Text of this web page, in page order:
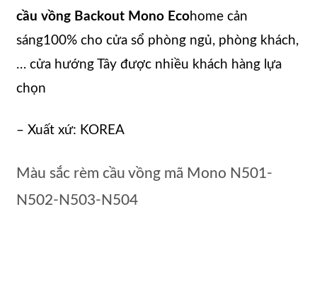
cầu vồng Backout Mono Ecohome cản
sáng100% cho cửa sổ phòng ngủ, phòng khách,
… cửa hướng Tây được nhiều khách hàng lựa
chọn
– Xuất xứ: KOREA
Màu sắc rèm cầu vồng mã Mono N501-
N502-N503-N504